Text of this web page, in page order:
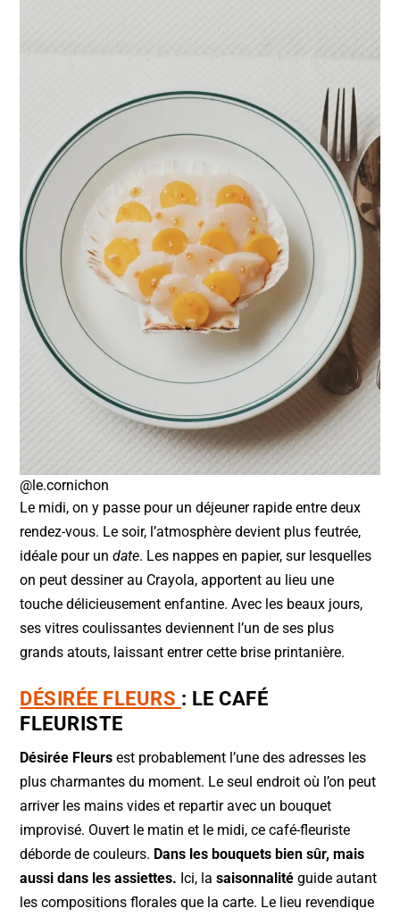
@le.cornichon
Le midi, on y passe pour un déjeuner rapide entre deux
rendez-vous. Le soir, l’atmosphère devient plus feutrée,
idéale pour undate. Les nappes en papier, sur lesquelles
on peut dessiner au Crayola, apportent au lieu une
touche délicieusement enfantine. Avec les beaux jours,
ses vitres coulissantes deviennent l’un de ses plus
grands atouts, laissant entrer cette brise printanière.
DÉSIRÉE FLEURS : LE CAFÉ
FLEURISTE
Désirée Fleurs est probablement l’une des adresses les
plus charmantes du moment. Le seul endroit où l’on peut
arriver les mains vides et repartir avec un bouquet
improvisé. Ouvert le matin et le midi, ce café-fleuriste
déborde de couleurs. Dans les bouquets bien sûr, mais
aussi dans les assiettes. Ici, lasaisonnalité guide autant
les compositions florales que la carte. Le lieu revendique